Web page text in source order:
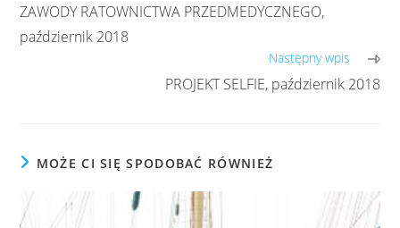
ZAWODY RATOWNICTWA PRZEDMEDYCZNEGO,
październik 2018
Następny wpis
PROJEKT SELFIE, październik 2018
MOŻE CI SIĘ SPODOBAĆ RÓWNIEŻ